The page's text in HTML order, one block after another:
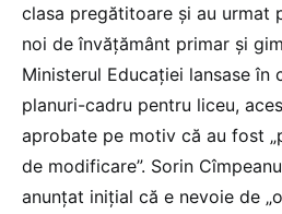
clasa pregătitoare și au urmat
noi de învățământ primar și
Ministerul Educației lansase în
planuri-cadru pentru liceu,
aprobate pe motiv că au fost
de modificare”. Sorin
anunțat inițial că e nevoie de